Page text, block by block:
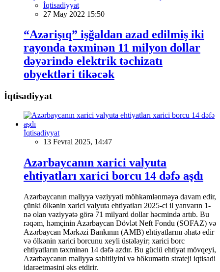
İqtisadiyyat
27 May 2022 15:50
“Azərişıq” işğaldan azad edilmiş iki
rayonda təxminən 11 milyon dollar
dəyərində elektrik təchizatı
obyektləri tikəcək
İqtisadiyyat
İqtisadiyyat
13 Fevral 2025, 14:47
Azərbaycanın xarici valyuta
ehtiyatları xarici borcu 14 dəfə aşdı
Azərbaycanın maliyyə vəziyyəti möhkəmlənməyə davam edir,
çünki ölkənin xarici valyuta ehtiyatları 2025-ci il yanvarın 1-
nə olan vəziyyətə görə 71 milyard dollar həcmində artıb. Bu
rəqəm, həmçinin Azərbaycan Dövlət Neft Fondu (SOFAZ) və
Azərbaycan Mərkəzi Bankının (AMB) ehtiyatlarını əhatə edir
və ölkənin xarici borcunu xeyli üstələyir; xarici borc
ehtiyatların təxminən 14 dəfə azdır. Bu güclü ehtiyat mövqeyi,
Azərbaycanın maliyyə sabitliyini və hökumətin strateji iqtisadi
idarəetməsini əks etdirir.